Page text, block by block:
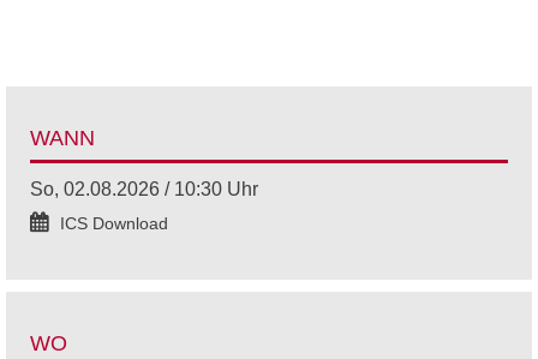
WANN
So, 02.08.2026 / 10:30 Uhr
ICS Download
WO